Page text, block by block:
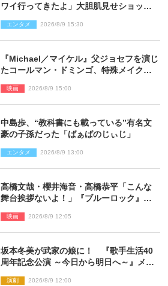
ワイ行ってきたよ」大胆肌見せショット
エンタメ 2026/8/9 15:30
『Michael／マイケル』父ジョセフを演じ
たコールマン・ドミンゴ、特殊メイクに2
映画 2026/8/9 15:00
中島歩、“教科書にも載っている”有名文
豪の子孫だった「ばぁばのじぃじ」
エンタメ 2026/8/9 13:00
高橋文哉・櫻井海音・高橋恭平「こんな
舞台挨拶ないよ！」『ブルーロック』自
映画 2026/8/9 12:05
坂本冬美が武家の娘に！ 『歌手生活40
周年記念公演 ～今日から明日へ～』メイ
演劇 2026/8/9 12:00